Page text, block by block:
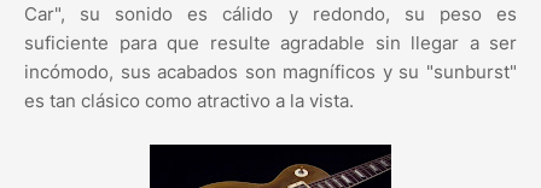
Car", su sonido es cálido y redondo, su peso es
suficiente para que resulte agradable sin llegar a ser
incómodo, sus acabados son magníficos y su "sunburst"
es tan clásico como atractivo a la vista.